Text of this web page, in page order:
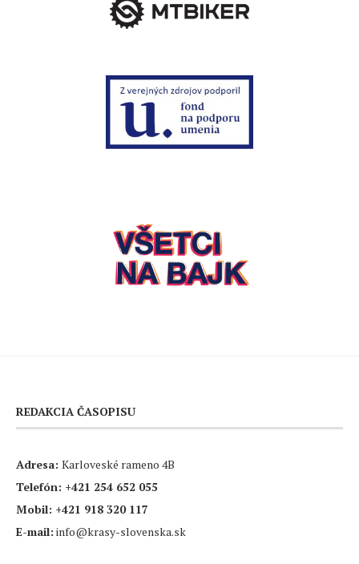
REDAKCIA ČASOPISU
Adresa: Karloveské rameno 4B
Telefón: +421 254 652 055
Mobil: +421 918 320 117
E-mail: info@krasy-slovenska.sk